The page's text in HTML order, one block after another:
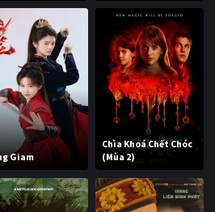
Giam
Chìa Khoá Chết Chóc
(Mùa 2)